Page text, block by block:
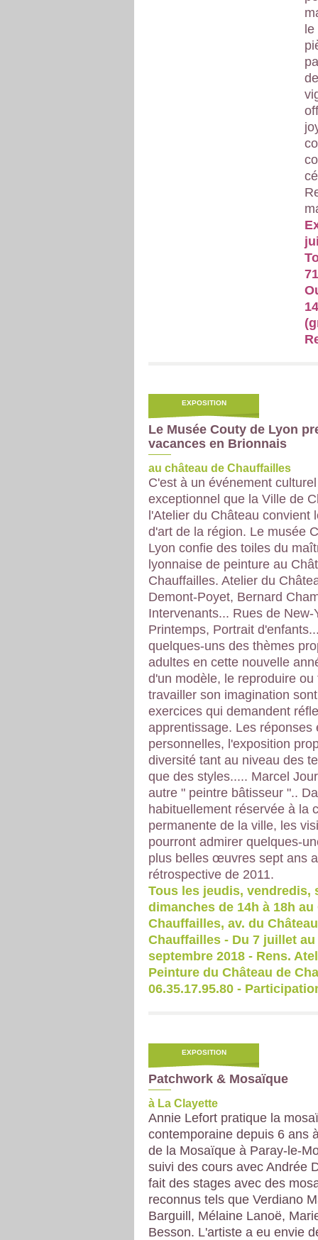
EXPOSITION
Le Musée Couty de Lyon
vacances en Brionnais
au château de Chauffailles
C'est à un événement culturel
exceptionnel que la Ville de
l'Atelier du Château convient
d'art de la région. Le musée
Lyon confie des toiles du
lyonnaise de peinture au
Chauffailles. Atelier du
Demont-Poyet, Bernard
Intervenants... Rues de New-
Printemps, Portrait
quelques-uns des thèmes
adultes en cette nouvelle
d'un modèle, le reproduire ou
travailler son imagination
exercices qui demandent
apprentissage. Les réponses
personnelles, l'exposition
diversité tant au niveau des
que des styles..... Marcel
autre " peintre bâtisseur "..
habituellement réservée à la
permanente de la ville, les
pourront admirer quelques-
plus belles œuvres sept ans
rétrospective de 2011.
Tous les jeudis, vendredis,
dimanches de 14h à 18h au
Chauffailles, av. du
Chauffailles - Du 7 juillet au
septembre 2018 - Rens.
Peinture du Château de
06.35.17.95.80 -
EXPOSITION
Patchwork & Mosaïque
à La Clayette
Annie Lefort pratique la
contemporaine depuis 6 ans
de la Mosaïque à Paray-le-
suivi des cours avec Andrée
fait des stages avec des
reconnus tels que Verdiano
Barguill, Mélaine Lanoë,
Besson. L'artiste a eu envie